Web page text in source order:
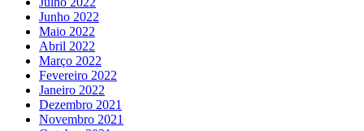
Junho 2022
Maio 2022
Abril 2022
Março 2022
Fevereiro 2022
Janeiro 2022
Dezembro 2021
Novembro 2021